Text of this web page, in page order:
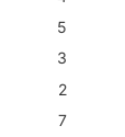
5
3
2
7